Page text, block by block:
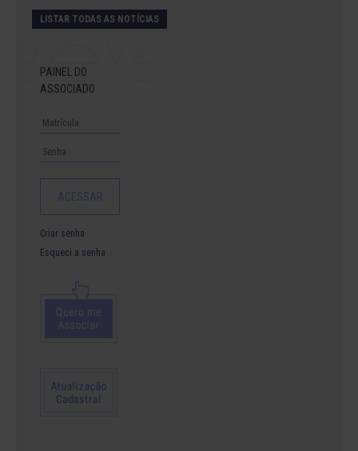
LISTAR TODAS AS NOTÍCIAS
PAINEL DO
ASSOCIADO
Criar senha
Esqueci a senha